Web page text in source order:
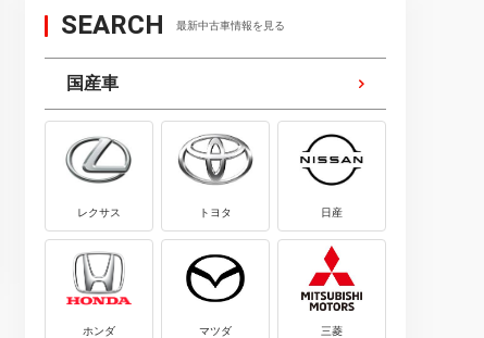
【2023年】ETC車載器おすすめラ
SEARCH 最新中古車情報を見る
国産車
レクサス トヨタ 日産
ホンダ マツダ 三菱